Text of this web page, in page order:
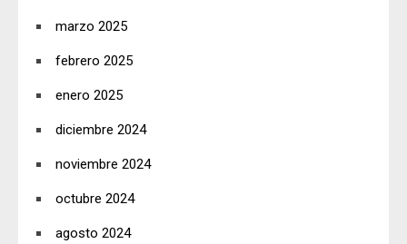
marzo 2025
febrero 2025
enero 2025
diciembre 2024
noviembre 2024
octubre 2024
agosto 2024